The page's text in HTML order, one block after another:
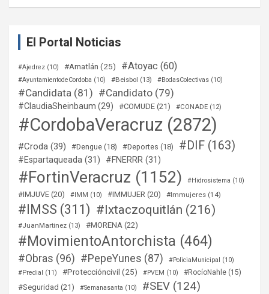
El Portal Noticias
#Ajedrez (10) #Amatlán (25) #Atoyac (60)
#AyuntamientodeCordoba (10) #Beisbol (13) #BodasColectivas (10)
#Candidata (81) #Candidato (79)
#ClaudiaSheinbaum (29) #COMUDE (21) #CONADE (12)
#CordobaVeracruz (2872)
#Croda (39) #Dengue (18) #Deportes (18) #DIF (163)
#Espartaqueada (31) #FNERRR (31)
#FortinVeracruz (1152) #Hidrosistema (10)
#IMJUVE (20) #IMM (10) #IMMUJER (20) #Immujeres (14)
#IMSS (311) #Ixtaczoquitlán (216)
#JuanMartinez (13) #MORENA (22)
#MovimientoAntorchista (464)
#Obras (96) #PepeYunes (87) #PoliciaMunicipal
(10)
#Predial
(11) #Proteccióncivil (25) #PVEM (10) #RocíoNahle (15)
#Seguridad (21) #Semanasanta (10) #SEV (124)